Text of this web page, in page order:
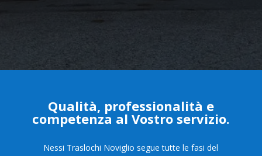
Qualità, professionalità e
competenza al Vostro servizio.
Nessi Traslochi Noviglio segue tutte le fasi del